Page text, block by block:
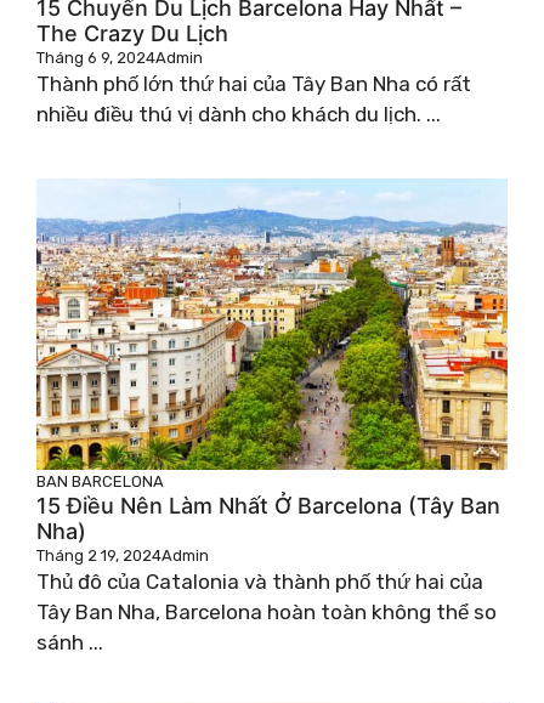
15 Chuyến Du Lịch Barcelona Hay Nhất –
The Crazy Du Lịch
Tháng 6 9, 2024Admin
Thành phố lớn thứ hai của Tây Ban Nha có rất
nhiều điều thú vị dành cho khách du lịch. ...
BAN BARCELONA
15 Điều Nên Làm Nhất Ở Barcelona (Tây Ban
Nha)
Tháng 2 19, 2024Admin
Thủ đô của Catalonia và thành phố thứ hai của
Tây Ban Nha, Barcelona hoàn toàn không thể so
sánh ...